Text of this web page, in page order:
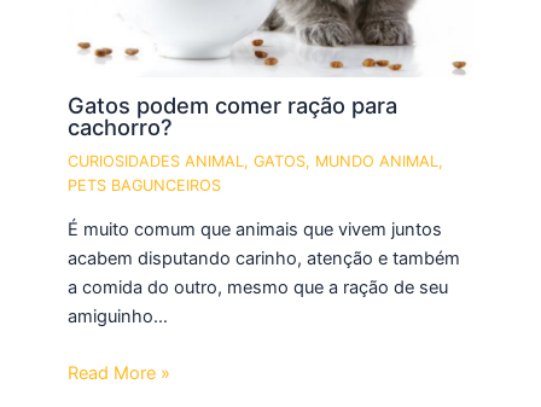
Gatos podem comer ração para
cachorro?
CURIOSIDADES ANIMAL ,GATOS, MUNDO ANIMAL ,
PETS BAGUNCEIROS
É muito comum que animais que vivem juntos
acabem disputando carinho, atenção e também
a comida do outro, mesmo que a ração de seu
amiguinho…
Read More »